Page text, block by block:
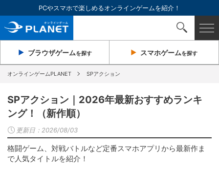
PCやスマホで楽しめるオンラインゲームを紹介！
ブラウザゲームを探す スマホゲームを探す
オンラインゲームPLANET SPアクション
SPアクション｜2026年最新おすすめランキ
ング！（新作順）
更新日： 2026/08/03
格闘ゲーム、対戦バトルなど定番スマホアプリから最新作ま
で人気タイトルを紹介！